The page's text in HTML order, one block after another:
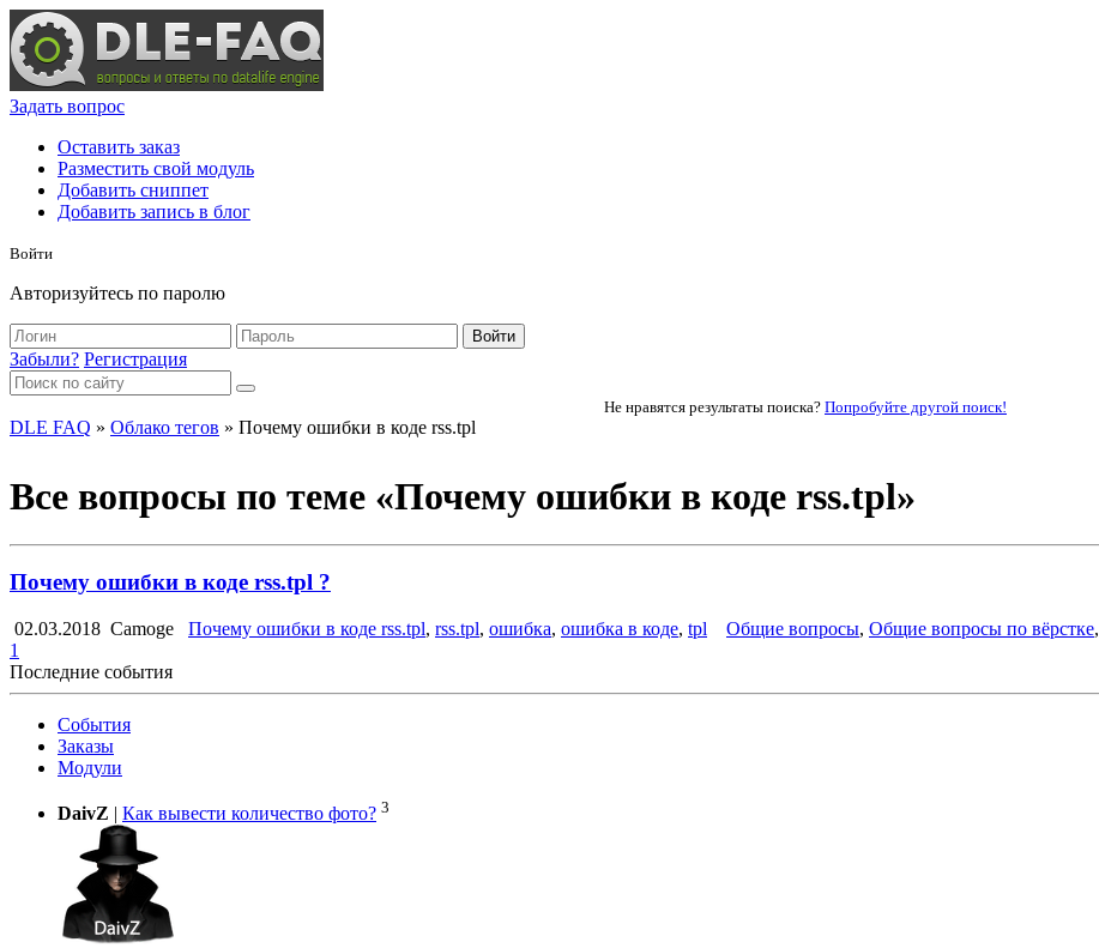
Задать вопрос
Оставить заказ
Разместить свой модуль
Добавить сниппет
Добавить запись в блог
Войти
Авторизуйтесь по паролю
Войти
Забыли? Регистрация
Не нравятся результаты поиска? Попробуйте другой поиск!
DLE FAQ » Облако тегов » Почему ошибки в коде rss.tpl
Все вопросы по теме «Почему ошибки в коде rss.tpl»
Почему ошибки в коде rss.tpl ?
02.03.2018 Camoge Почему ошибки в коде rss.tpl, rss.tpl, ошибка, ошибка в коде, tpl Общие вопросы, Общие вопросы по вёрстке,
1
Последние события
События
Заказы
Модули
DaivZ | Как вывести количество фото? 3